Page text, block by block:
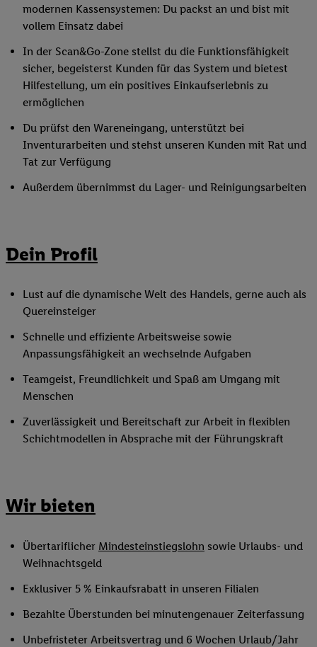
modernen Kassensystemen: Du packst an und bist mit
vollem Einsatz dabei
In der Scan&Go-Zone stellst du die Funktionsfähigkeit
sicher, begeisterst Kunden für das System und bietest
Hilfestellung, um ein positives Einkaufserlebnis zu
ermöglichen
Du prüfst den Wareneingang, unterstützt bei
Inventurarbeiten und stehst unseren Kunden mit Rat und
Tat zur Verfügung
Außerdem übernimmst du Lager- und Reinigungsarbeiten
Dein Profil
Lust auf die dynamische Welt des Handels, gerne auch als
Quereinsteiger
Schnelle und effiziente Arbeitsweise sowie
Anpassungsfähigkeit an wechselnde Aufgaben
Teamgeist, Freundlichkeit und Spaß am Umgang mit
Menschen
Zuverlässigkeit und Bereitschaft zur Arbeit in flexiblen
Schichtmodellen in Absprache mit der Führungskraft
Wir bieten
Übertariflicher Mindesteinstiegslohn sowie Urlaubs- und
Weihnachtsgeld
Exklusiver 5 % Einkaufsrabatt in unseren Filialen
Bezahlte Überstunden bei minutengenauer Zeiterfassung
Unbefristeter Arbeitsvertrag und 6 Wochen Urlaub/Jahr